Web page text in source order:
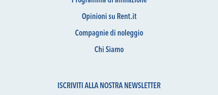
Opinioni su Rent.it
Compagnie di noleggio
Chi Siamo
ISCRIVITI ALLA NOSTRA NEWSLETTER